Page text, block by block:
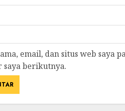
email, dan situs web saya
saya berikutnya.